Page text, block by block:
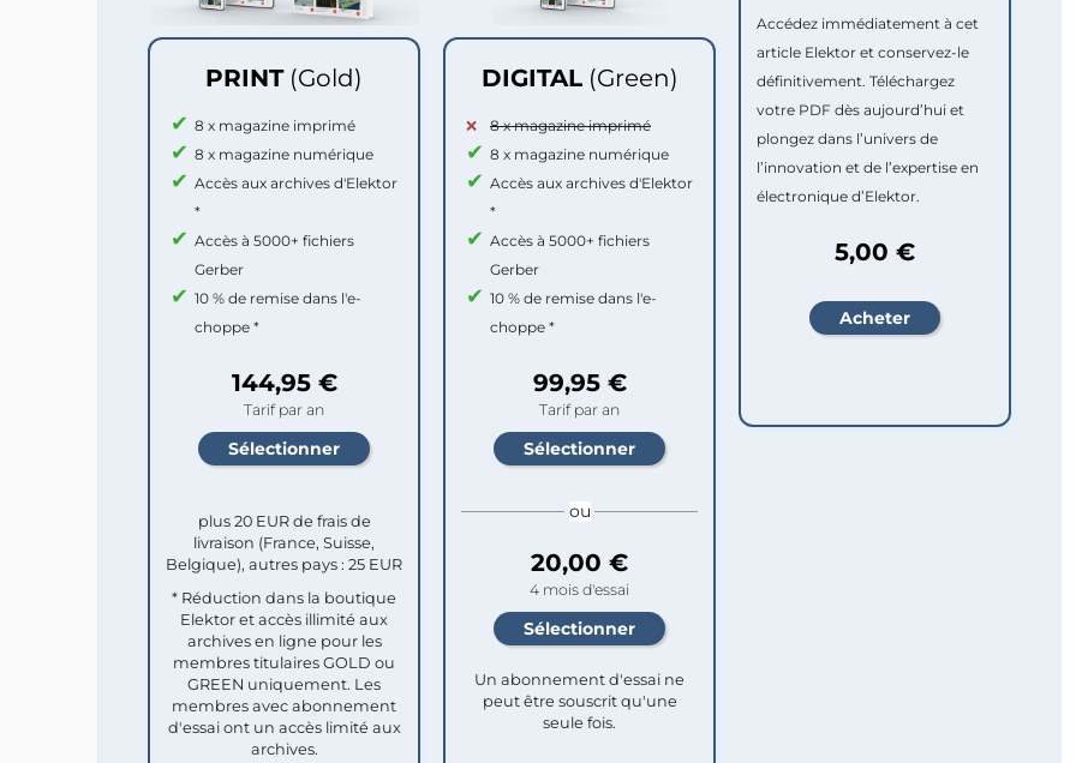
PRINT (Gold)
8 x magazine imprimé
8 x magazine numérique
Accès aux archives d'Elektor
*
Accès à 5000+ fichiers
Gerber
10 % de remise dans l'e-
choppe *
144,95 €
Tarif par an
plus 20 EUR de frais de
livraison (France, Suisse,
Belgique), autres pays : 25 EUR
* Réduction dans la boutique
Elektor et accès illimité aux
archives en ligne pour les
membres titulaires GOLD ou
GREEN uniquement. Les
membres avec abonnement
d'essai ont un accès limité aux
archives.
DIGITAL (Green)
8 x magazine imprimé
8 x magazine numérique
Accès aux archives d'Elektor
*
Accès à 5000+ fichiers
Gerber
10 % de remise dans l'e-
choppe *
99,95 €
Tarif par an
ou
20,00 €
4 mois d'essai
Un abonnement d'essai ne
peut être souscrit qu'une
seule fois.​
Accédez immédiatement à cet
article Elektor et conservez-le
définitivement. Téléchargez
votre PDF dès aujourd’hui et
plongez dans l’univers de
l’innovation et de l’expertise en
électronique d’Elektor.
5,00 €